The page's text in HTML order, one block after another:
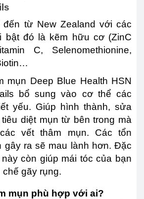
đến từ New Zealand với các
bật đó là kẽm hữu cơ (ZinC
C, Selenomethionine,
mụn Deep Blue Health HSN
bổ sung vào cơ thể các
yếu. Giúp hình thành, sửa
diệt mụn từ bên trong mà
vết thâm mụn. Các tổn
gây ra sẽ mau lành hơn. Đặc
còn giúp mái tóc của bạn
gãy rụng.
mụn phù hợp với ai?